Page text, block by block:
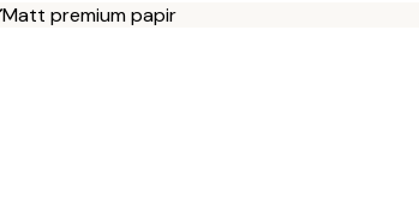
Matt premium papir